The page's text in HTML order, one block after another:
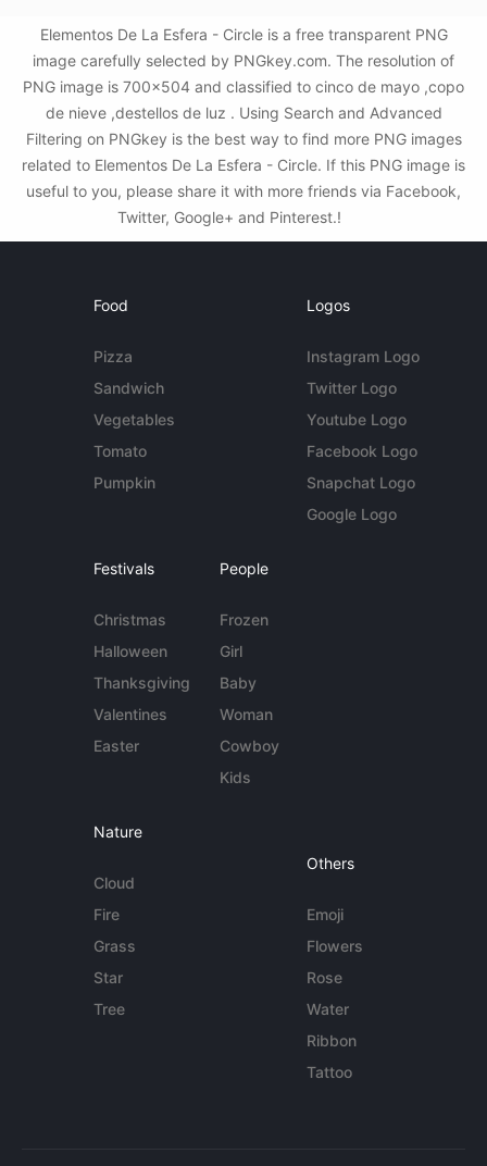
Elementos De La Esfera - Circle is a free transparent PNG
image carefully selected by PNGkey.com. The resolution of
PNG image is 700x504 and classified to cinco de mayo ,copo
de nieve ,destellos de luz . Using Search and Advanced
Filtering on PNGkey is the best way to find more PNG images
related to Elementos De La Esfera - Circle. If this PNG image is
useful to you, please share it with more friends via Facebook,
Twitter, Google+ and Pinterest.!
Food
Pizza
Sandwich
Vegetables
Tomato
Pumpkin
Logos
Instagram Logo
Twitter Logo
Youtube Logo
Facebook Logo
Snapchat Logo
Google Logo
Festivals
Christmas
Halloween
Thanksgiving
Valentines
Easter
People
Frozen
Girl
Baby
Woman
Cowboy
Kids
Nature
Cloud
Fire
Grass
Star
Tree
Others
Emoji
Flowers
Rose
Water
Ribbon
Tattoo